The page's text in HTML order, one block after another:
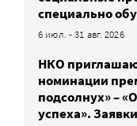
специально
6 июл. - 31 авг. 2026
НКО
номинации
подсолнух» –
успеха».